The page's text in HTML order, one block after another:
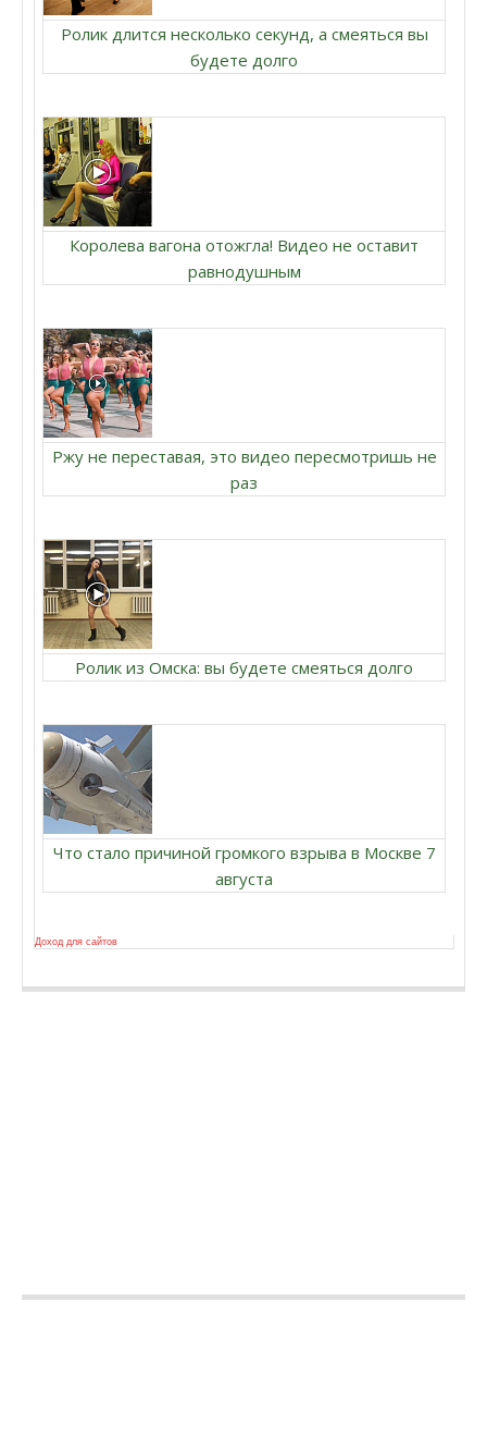
Ролик длится несколько секунд, а смеяться вы
будете долго
Королева вагона отожгла! Видео не оставит
равнодушным
Ржу не переставая, это видео пересмотришь не
раз
Ролик из Омска: вы будете смеяться долго
Что стало причиной громкого взрыва в Москве 7
августа
Доход для сайтов